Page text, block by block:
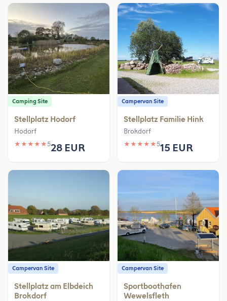
Camping Site
Stellplatz Hodorf
Hodorf
★ ★ ★ ★ ★528 EUR
Campervan Site
Stellplatz Familie Hink
Brokdorf
★ ★ ★ ★ ★515 EUR
Campervan Site
Stellplatz am Elbdeich
Brokdorf
Campervan Site
Sportboothafen
Wewelsfleth